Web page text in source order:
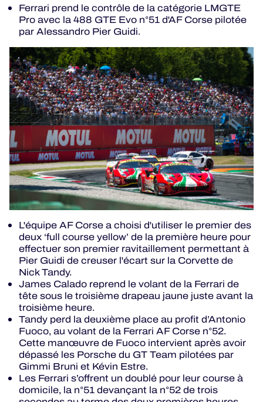
Ferrari prend le contrôle de la catégorie LMGTE
Pro avec la 488 GTE Evo n°51 d'AF Corse pilotée
par Alessandro Pier Guidi.
L'équipe AF Corse a choisi d'utiliser le premier des
deux ‘full course yellow’ de la première heure pour
effectuer son premier ravitaillement permettant à
Pier Guidi de creuser l'écart sur la Corvette de
Nick Tandy.
James Calado reprend le volant de la Ferrari de
tête sous le troisième drapeau jaune juste avant la
troisième heure.
Tandy perd la deuxième place au profit d’Antonio
Fuoco, au volant de la Ferrari AF Corse n°52.
Cette manœuvre de Fuoco intervient après avoir
dépassé les Porsche du GT Team pilotées par
Gimmi Bruni et Kévin Estre.
Les Ferrari s’offrent un doublé pour leur course à
domicile, la n°51 devançant la n°52 de trois